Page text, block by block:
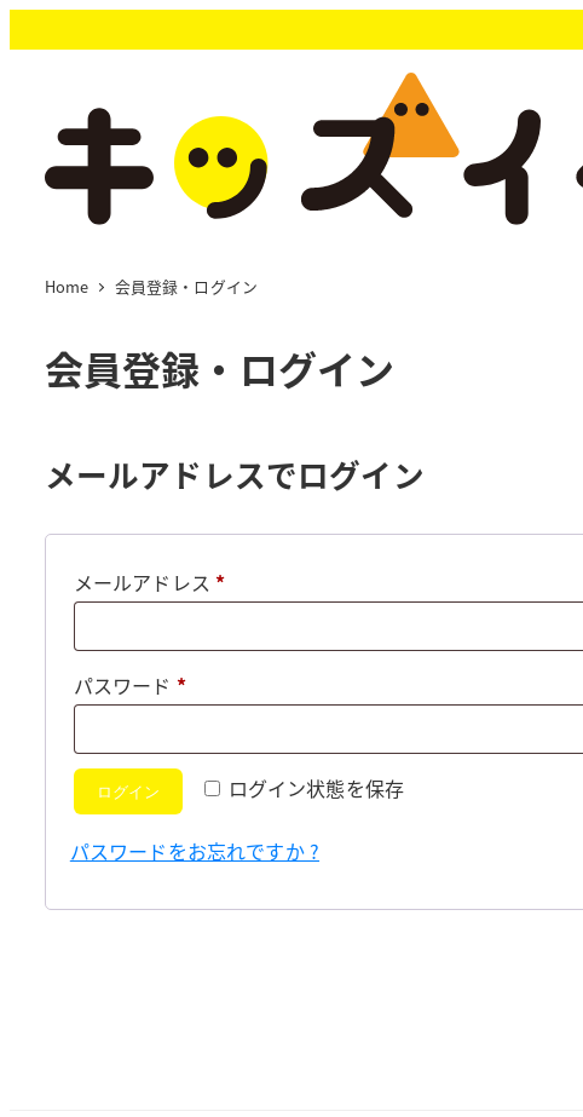
イ
Home 会員登録・ログイン
会員登録・ログイン
メールアドレスでログイン
メールアドレス *必
パスワード *必
ログイン状態を保存
ログイン
パスワードをお忘れですか ?